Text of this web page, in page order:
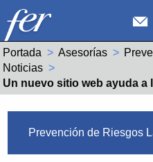
Portada Asesorías
Noticias
Actual:
Un nuevo sitio web ayuda a los agricultores
Prevención de Riesgos